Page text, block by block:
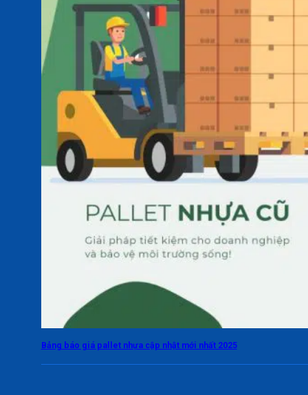
Bảng báo giá pallet nhựa cập nhật mới nhất 2025